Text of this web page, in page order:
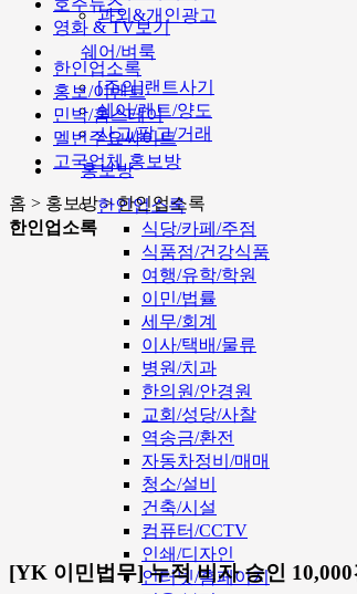
과외&개인광고
쉐어/벼룩
[주의]랜트사기
쉐어/렌트/양도
사고/팔고/거래
홍보방
한인업소록
식당/카페/주점
식품점/건강식품
여행/유학/학원
이민/법률
세무/회계
이사/택배/물류
병원/치과
한의원/안경원
교회/성당/사찰
역송금/환전
자동차정비/매매
청소/설비
건축/시설
컴퓨터/CCTV
인쇄/디자인
인터넷/홈페이지
호주뉴스
영화 & TV보기
한인업소록
홍보/이벤트
민박/홈스테이
멜번주요싸이트
고국업체 홍보방
홈 > 홍보방 > 한인업소록
한인업소록
[YK 이민법무] 누적 비자 승인